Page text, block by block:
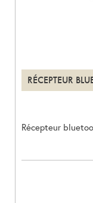
RÉCEPTEUR
Récepteur